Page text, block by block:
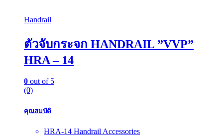
Handrail
ตัวจับกระจก HANDRAIL ”VVP”
HRA – 14
0 out of 5
(0)
คุณสมบัติ
HRA-14 Handrail Accessories